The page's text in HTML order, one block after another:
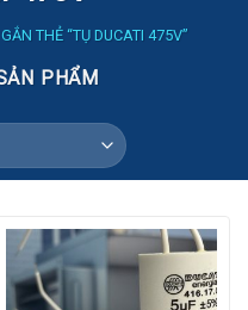
THẺ “TỤ DUCATI 475V”
PHẨM